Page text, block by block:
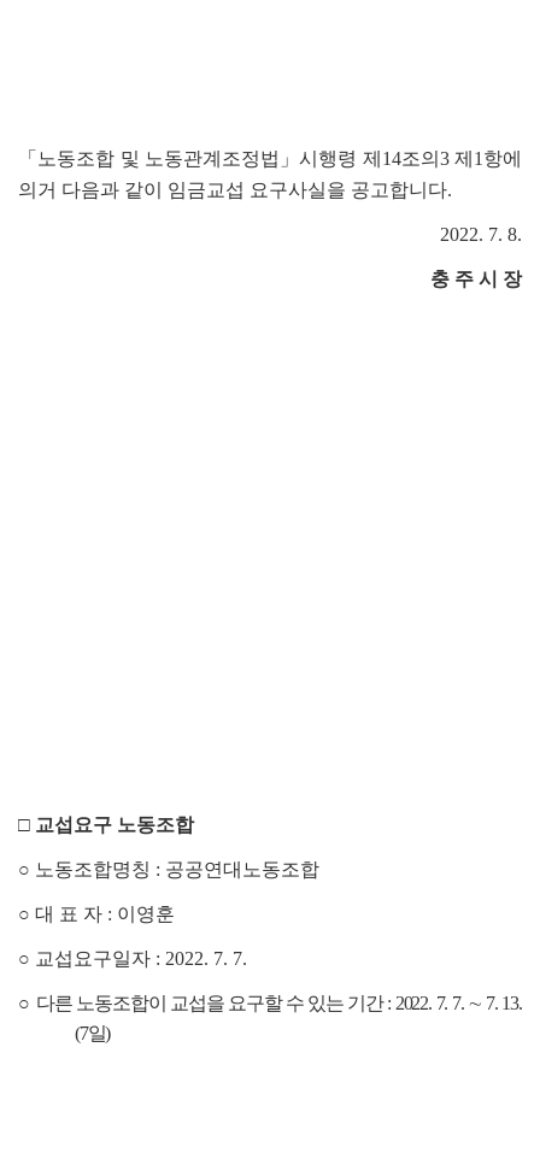
「 노동조합 및 노동관계조정법 」시행령 제 14조의 3제 1 항에
의거 다음과 같이 임금교섭 요구사실을 공고합니다.
2022. 7. 8.
충 주 시 장
□ 교섭요구 노동조합
○ 노동조합명칭 : 공공연대노동조합
○ 대 표 자 : 이영훈
○ 교섭요구일자 : 2022. 7. 7.
○ 다른 노동조합이 교섭을 요구할 수 있는 기간: 2022. 7. 7. ∼ 7. 13.
(7일)